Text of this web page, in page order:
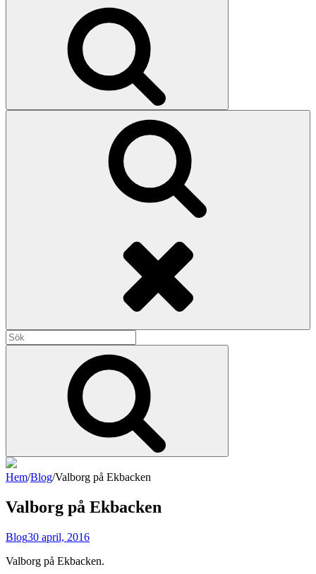
Sök
efter:
Alla dessa dagar som kom och gick, inte visste jag att de var livet
Hem/Blog/Valborg på Ekbacken
Valborg på Ekbacken
Blog30 april, 2016
Valborg på Ekbacken.